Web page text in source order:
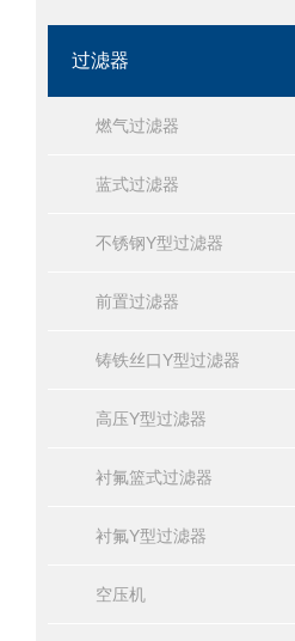
过滤器
燃气过滤器
蓝式过滤器
不锈钢Y型过滤器
前置过滤器
铸铁丝口Y型过滤器
高压Y型过滤器
衬氟篮式过滤器
衬氟Y型过滤器
空压机